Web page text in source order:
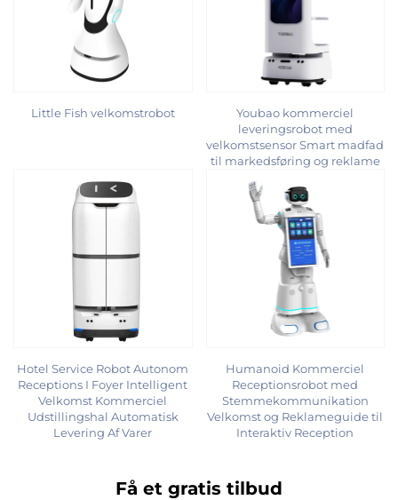
Little Fish velkomstrobot
Youbao kommerciel
leveringsrobot med
velkomstsensor Smart madfad
til markedsføring og reklame
Hotel Service Robot Autonom
Receptions I Foyer Intelligent
Velkomst Kommerciel
Udstillingshal Automatisk
Levering Af Varer
Humanoid Kommerciel
Receptionsrobot med
Stemmekommunikation
Velkomst og Reklameguide til
Interaktiv Reception
Få et gratis tilbud